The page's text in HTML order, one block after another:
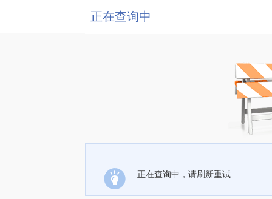
正在查询中
正在查询中，请刷新重试